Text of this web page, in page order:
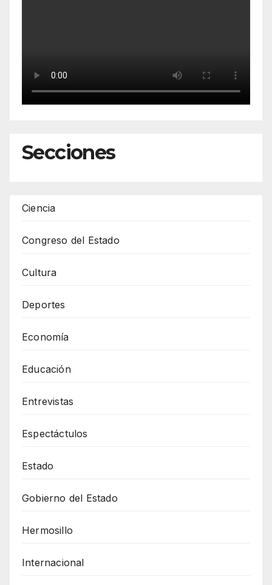
Secciones
Ciencia
Congreso del Estado
Cultura
Deportes
Economía
Educación
Entrevistas
Espectáctulos
Estado
Gobierno del Estado
Hermosillo
Internacional